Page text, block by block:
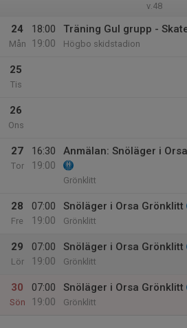
v.48
24
Mån
18:00
19:00
Träning Gul grupp -
Högbo skidstadion
25
Tis
26
Ons
27
Tor
16:30
19:00
Anmälan: Snöläger i
Grönklitt
28
Fre
07:00
19:00
Snöläger i Orsa Grönklitt
Grönklitt
29
Lör
07:00
19:00
Snöläger i Orsa Grönklitt
Grönklitt
30
Sön
07:00
19:00
Snöläger i Orsa Grönklitt
Grönklitt